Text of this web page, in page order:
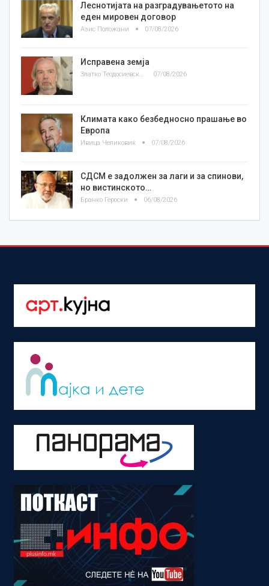
Леснотијата на разградувањетото на
еден мировен договор
Азис Положани 07/08/2026
Исправена земја
Златко Теодосиевски 07/08/2026
Климата како безбедносно прашање во
Европа
Ивица Челиковиќ 07/08/2026
СДСМ е задолжен за лаги и за спинови,
но вистинското…
Бранко Героски 06/08/2026